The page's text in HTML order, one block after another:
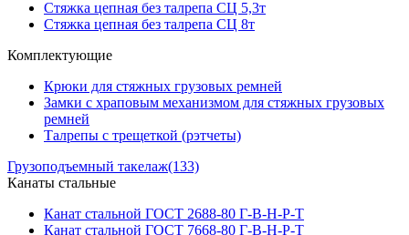
Стяжка цепная без талрепа СЦ 5,3т
Стяжка цепная без талрепа СЦ 8т
Комплектующие
Крюки для стяжных грузовых ремней
Замки с храповым механизмом для стяжных грузовых
ремней
Талрепы с трещеткой (рэтчеты)
Грузоподъемный такелаж(133)
Канаты стальные
Канат стальной ГОСТ 2688-80 Г-В-Н-Р-Т
Канат стальной ГОСТ 7668-80 Г-В-Н-Р-Т